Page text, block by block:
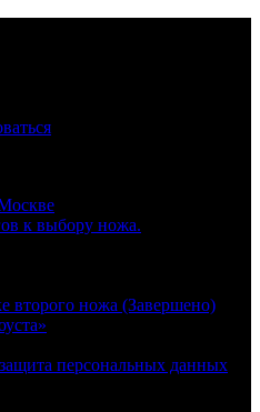
к выбору ножа.
второго ножа (Завершено)
персональных данных